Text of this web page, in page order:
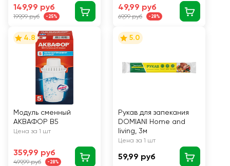
149,99 руб
199,99 руб -25%
49,99 руб
69,99 руб -28%
4.8
Модуль сменный
АКВАФОР В5
Цена за 1 шт
359,99 руб
499,99 руб -28%
5.0
Рукав для запекания
DOMIANI Home and
living, 3м
Цена за 1 шт
59,99 руб